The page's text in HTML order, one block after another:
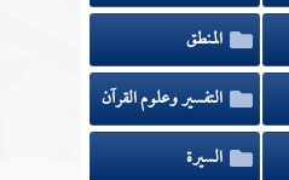
المنطق
التفسير وعلوم القرآن
السيرة